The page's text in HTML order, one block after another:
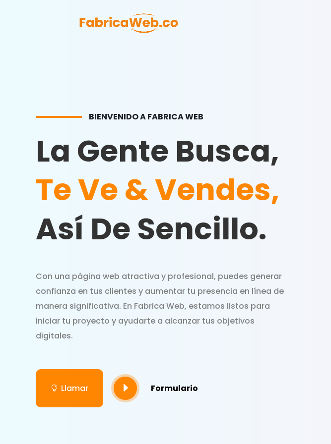
BIENVENIDO A FABRICA WEB
La Gente Busca,
Te Ve & Vendes,
Así De Sencillo.
Con una página web atractiva y profesional, puedes generar
confianza en tus clientes y aumentar tu presencia en línea de
manera significativa. En Fabrica Web, estamos listos para
iniciar tu proyecto y ayudarte a alcanzar tus objetivos
digitales.
 Llamar E Formulario